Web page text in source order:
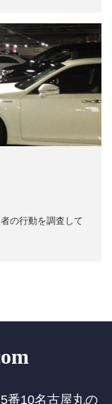
の行動を調査して
番10名古屋丸の